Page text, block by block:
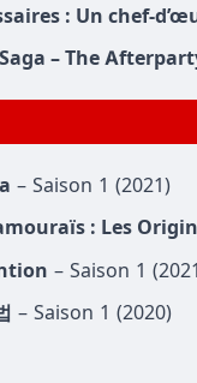
: Un chef-
– The
– Saison 1 (2021)
: Les
– Saison 1
– Saison 1 (2020)